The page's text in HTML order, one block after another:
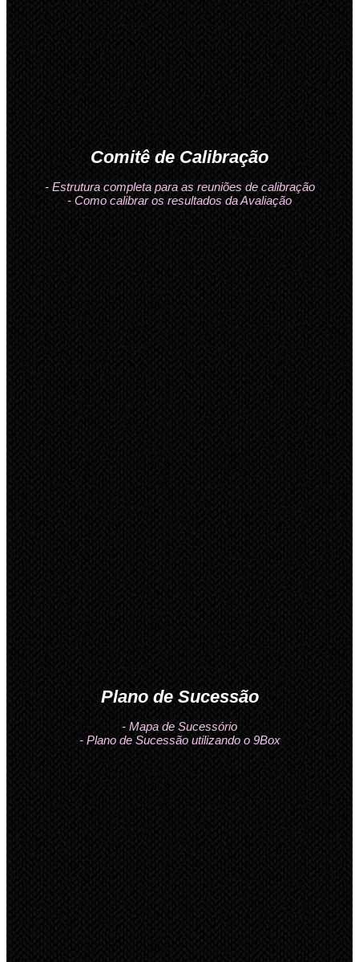
Comitê de Calibração
- Estrutura completa para as reuniões de calibração
- Como calibrar os resultados da Avaliação
Plano de Sucessão
- Mapa de Sucessório
- Plano de Sucessão utilizando o 9Box